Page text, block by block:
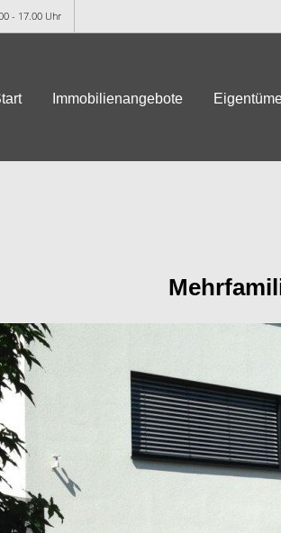
- 17.00 Uhr
Immobilienangebote